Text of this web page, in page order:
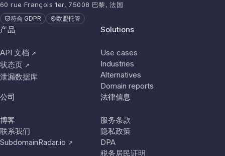
60 rue François 1er, 75008 巴黎, 法国
符合 GDPR 欧盟托管
产品
API 文档 ↗
状态页 ↗
泄漏数据库
Solutions
Use cases
Industries
Alternatives
Domain reports
公司
博客
联系我们
SubdomainRadar.io ↗
法律信息
服务条款
隐私政策
DPA
税务居民证明